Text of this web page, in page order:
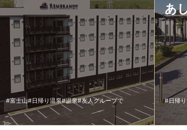
#富士山#日帰り温泉#温泉#友人グループで
あ
#日帰